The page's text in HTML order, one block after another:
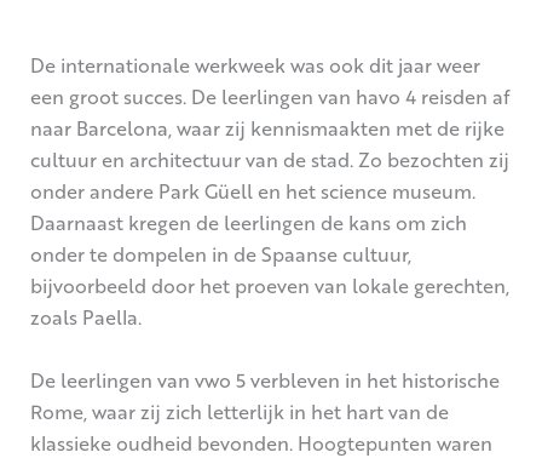
De internationale werkweek was ook dit jaar weer
een groot succes. De leerlingen van havo 4 reisden af
naar Barcelona, waar zij kennismaakten met de rijke
cultuur en architectuur van de stad. Zo bezochten zij
onder andere Park Güell en het science museum.
Daarnaast kregen de leerlingen de kans om zich
onder te dompelen in de Spaanse cultuur,
bijvoorbeeld door het proeven van lokale gerechten,
zoals Paella.
De leerlingen van vwo 5 verbleven in het historische
Rome, waar zij zich letterlijk in het hart van de
klassieke oudheid bevonden. Hoogtepunten waren